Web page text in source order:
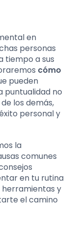
en
personas
tiempo a sus
cómo
pueden
puntualidad no
los demás,
personal y
la
comunes
en tu rutina
herramientas y
el camino